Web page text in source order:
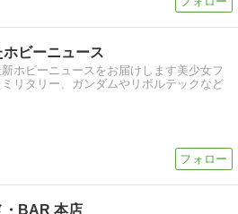
ビーニュース
ホビーニュースをお届けします美少女フ
ミリタリー、ガンダムやリボルテックなど
・BAR 本店